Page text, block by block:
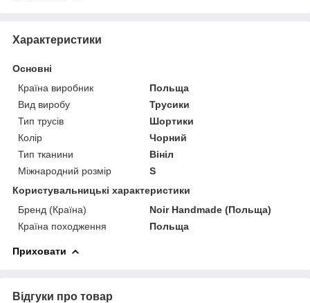
Характеристики
Основні
Країна виробник
Польща
Вид виробу
Трусики
Тип трусів
Шортики
Колір
Чорний
Тип тканини
Вініл
Міжнародний розмір
S
Користувальницькі характеристики
Бренд (Країна)
Noir Handmade (Польща)
Країна походження
Польща
Приховати
Відгуки про товар